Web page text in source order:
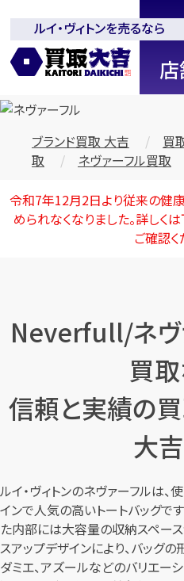
全国2000店舗以上展開中！
吉」
ルイ・ヴィトンを売るなら
ブランド買取 大吉 買
取
ネヴァーフル買取
令和7年12月2日より従来の健
められなくなりました。詳しく
ご確認く
Neverfull/ネヴ
買
信頼と実績の
大
ルイ・ヴィトンのネヴァーフルは
インで人気の高いトートバッグで
た内部には大容量の収納スペース
スアップデザインにより、バッグの
ダミエ、アズールなどのバリエー